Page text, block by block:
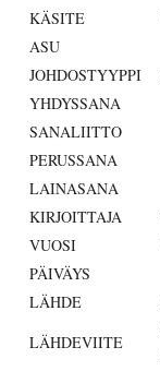
KÄSITE
ASU
JOHDOSTYYPPI
YHDYSSANA
SANALIITTO
PERUSSANA
LAINASANA
KIRJOITTAJA
VUOSI
PÄIVÄYS
LÄHDE
LÄHDEVIITE